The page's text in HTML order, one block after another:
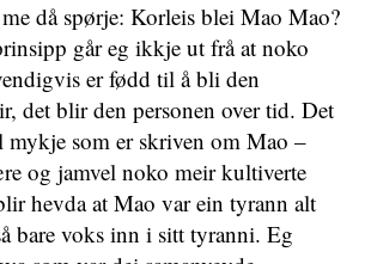
då spørje: Korleis blei Mao Mao?
går eg ikkje ut frå at noko
er fødd til å bli den
det blir den personen over tid. Det
mykje som er skriven om Mao –
og jamvel noko meir kultiverte
hevda at Mao var ein tyrann alt
bare voks inn i sitt tyranni. Eg